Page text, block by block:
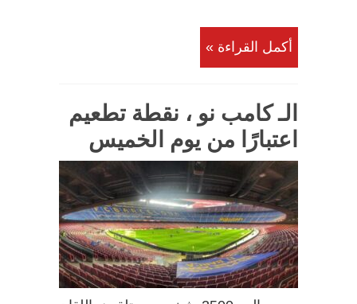
أكمل القراءة »
الـ كامب نو ، نقطة تطعيم
اعتبارًا من يوم الخميس